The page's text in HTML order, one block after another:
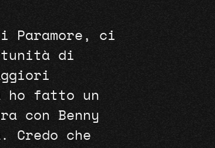
Paramore, ci
di
ho fatto un
con Benny
che